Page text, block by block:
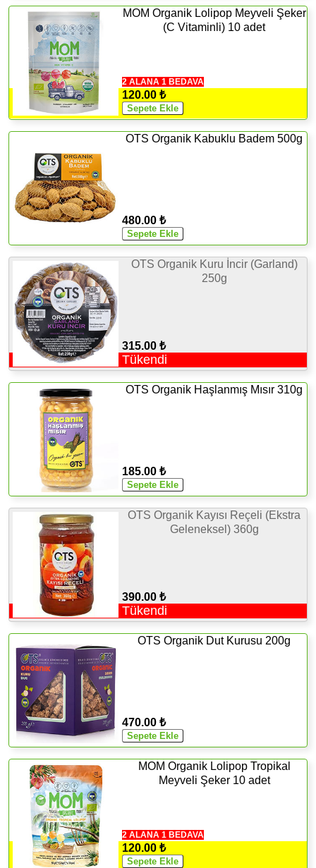
MOM Organik Lolipop Meyveli Şeker
(C Vitaminli) 10 adet
2 ALANA 1 BEDAVA
120.00 ₺
OTS Organik Kabuklu Badem 500g
480.00 ₺
OTS Organik Kuru İncir (Garland)
250g
315.00 ₺
Tükendi
OTS Organik Haşlanmış Mısır 310g
185.00 ₺
OTS Organik Kayısı Reçeli (Ekstra
Geleneksel) 360g
390.00 ₺
Tükendi
OTS Organik Dut Kurusu 200g
470.00 ₺
MOM Organik Lolipop Tropikal
Meyveli Şeker 10 adet
2 ALANA 1 BEDAVA
120.00 ₺